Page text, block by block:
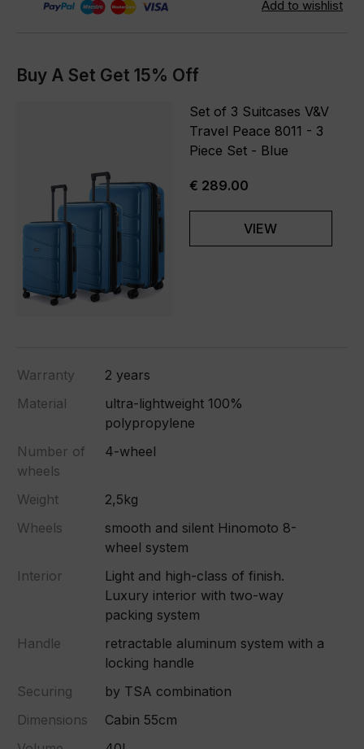
Buy A Set Get 15% Off
Set of 3 Suitcases V&V
Travel Peace 8011 - 3
Piece Set - Blue
€ 289.00
VIEW
Warranty
2 years
Material
ultra-lightweight 100%
polypropylene
Number of
wheels
4-wheel
Weight
2,5kg
Wheels
smooth and silent Hinomoto 8-
wheel system
Interior
Light and high-class of finish.
Luxury interior with two-way
packing system
Handle
retractable aluminum system with a
locking handle
Securing
by TSA combination
Dimensions
Cabin 55cm